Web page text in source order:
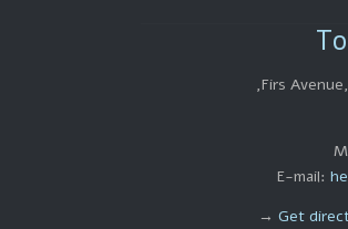
E-mail:
Get
→